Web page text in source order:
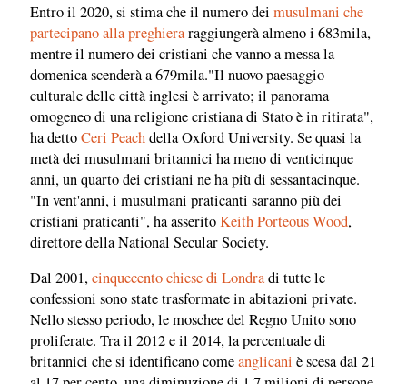
Entro il 2020, si stima che il numero dei musulmani che
partecipano alla preghieraraggiungerà almeno i 683mila,
mentre il numero dei cristiani che vanno a messa la
domenica scenderà a 679mila."Il nuovo paesaggio
culturale delle città inglesi è arrivato; il panorama
omogeneo di una religione cristiana di Stato è in ritirata",
ha dettoCeri Peachdella Oxford University. Se quasi la
metà dei musulmani britannici ha meno di venticinque
anni, un quarto dei cristiani ne ha più di sessantacinque.
"In vent'anni, i musulmani praticanti saranno più dei
cristiani praticanti", ha asseritoKeith Porteous Wood,
direttore della National Secular Society.
Dal 2001,cinquecento chiese di Londradi tutte le
confessioni sono state trasformate in abitazioni private.
Nello stesso periodo, le moschee del Regno Unito sono
proliferate. Tra il 2012 e il 2014, la percentuale di
britannici che si identificano comeanglicani è scesa dal 21